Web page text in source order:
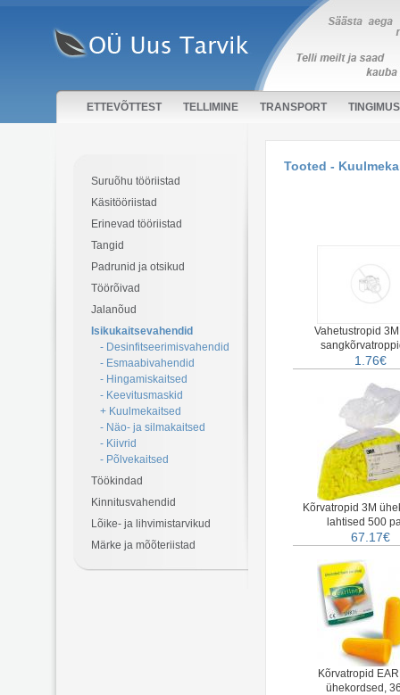
ETTEVÕTTEST TELLIMINE TRANSPORT
Suruõhu tööriistad
Käsitööriistad
Erinevad tööriistad
Tangid
Padrunid ja otsikud
Töörõivad
Jalanõud
Isikukaitsevahendid
- Desinfitseerimisvahendid
- Esmaabivahendid
- Hingamiskaitsed
- Keevitusmaskid
+ Kuulmekaitsed
- Näo- ja silmakaitsed
- Kiivrid
- Põlvekaitsed
Töökindad
Kinnitusvahendid
Lõike- ja lihvimistarvikud
Märke ja mõõteriistad
Tooted -
Vahetustropid
1.76€
Kõrvatropid 3M
lahtised 500
67.17€
Kõrvatropid
ühekordsed,